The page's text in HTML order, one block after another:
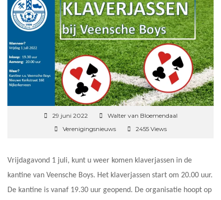
29 juni 2022
Walter van Bloemendaal
Verenigingsnieuws
2455 Views
Vrijdagavond 1 juli, kunt u weer komen klaverjassen in de
kantine van Veensche Boys. Het klaverjassen start om 20.00 uur.
De kantine is vanaf 19.30 uur geopend. De organisatie hoopt op